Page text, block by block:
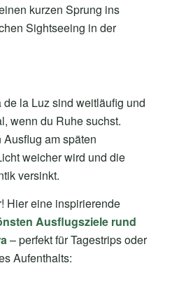
kurzen Sprung ins
Sightseeing in der
la Luz sind weitläufig und
wenn du Ruhe suchst.
am späten
weicher wird und die
versinkt.
Hier eine inspirierende
Ausflugsziele rund
– perfekt für Tagestrips oder
Aufenthalts: